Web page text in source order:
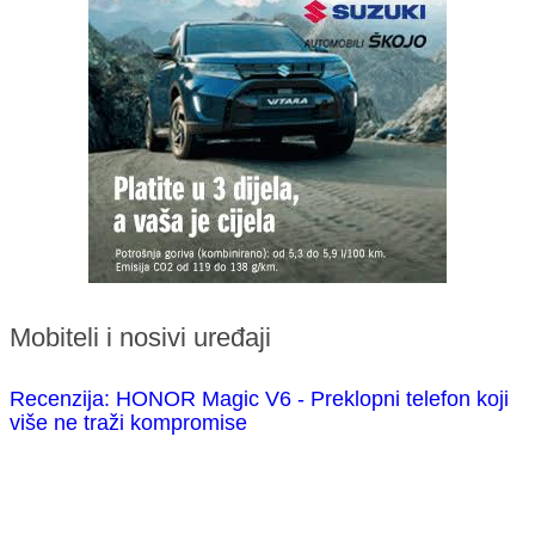
Mobiteli i nosivi uređaji
Recenzija: HONOR Magic V6 - Preklopni telefon koji
više ne traži kompromise